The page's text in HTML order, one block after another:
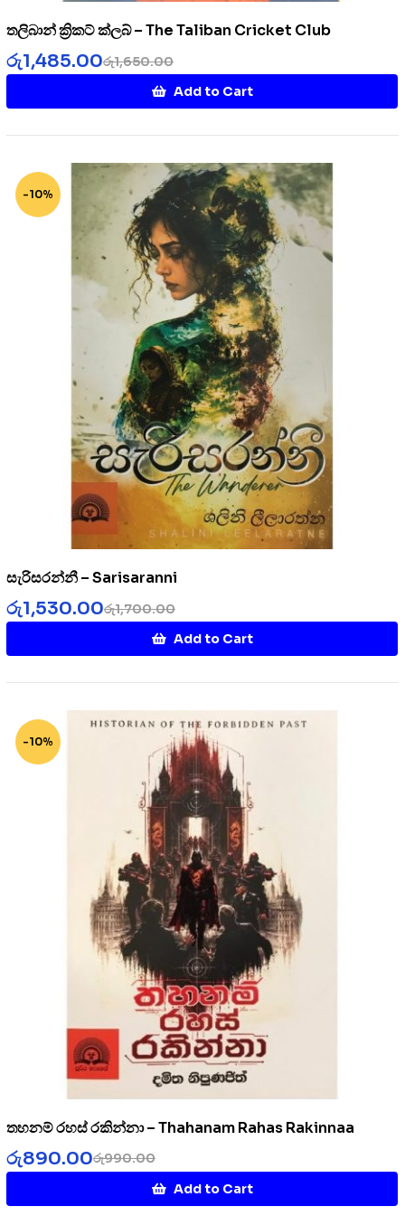
තලිබාන් ක්‍රිකට් ක්ලබ් – The Taliban Cricket Club
රු1,650.00
රු1,485.00
Add to Cart
-10%
සැරිසරන්නී – Sarisaranni
රු1,700.00
රු1,530.00
Add to Cart
-10%
තහනම් රහස් රකින්නා – Thahanam Rahas Rakinnaa
රු990.00
රු890.00
Add to Cart